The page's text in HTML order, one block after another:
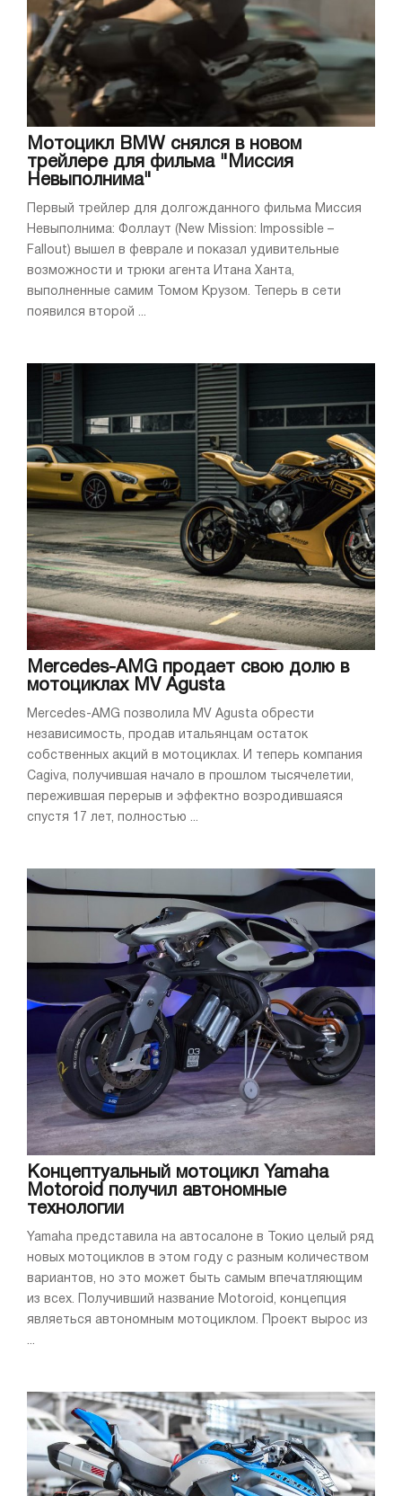
Мотоцикл BMW снялся в новом
трейлере для фильма "Миссия
Невыполнима"
Первый трейлер для долгожданного фильма Миссия
Невыполнима: Фоллаут (New Mission: Impossible –
Fallout) вышел в феврале и показал удивительные
возможности и трюки агента Итана Ханта,
выполненные самим Томом Крузом. Теперь в сети
появился второй ...
Mercedes-AMG продает свою долю в
мотоциклах MV Agusta
Mercedes-AMG позволила MV Agusta обрести
независимость, продав итальянцам остаток
собственных акций в мотоциклах. И теперь компания
Cagiva, получившая начало в прошлом тысячелетии,
пережившая перерыв и эффектно возродившаяся
спустя 17 лет, полностью ...
Концептуальный мотоцикл Yamaha
Motoroid получил автономные
технологии
Yamaha представила на автосалоне в Токио целый ряд
новых мотоциклов в этом году с разным количеством
вариантов, но это может быть самым впечатляющим
из всех. Получивший название Motoroid, концепция
являеться автономным мотоциклом. Проект вырос из
...